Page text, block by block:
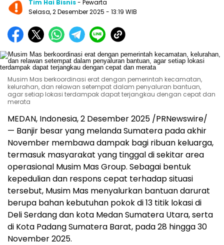
Tim Hai Bisnis- Pewarta
Selasa, 2 Desember 2025 - 13:19 WIB
Musim Mas berkoordinasi erat dengan pemerintah kecamatan,
kelurahan, dan relawan setempat dalam penyaluran bantuan,
agar setiap lokasi terdampak dapat terjangkau dengan cepat dan
merata
MEDAN, Indonesia, 2 Desember 2025 /PRNewswire/
— Banjir besar yang melanda Sumatera pada akhir
November membawa dampak bagi ribuan keluarga,
termasuk masyarakat yang tinggal di sekitar area
operasional Musim Mas Group. Sebagai bentuk
kepedulian dan respons cepat terhadap situasi
tersebut, Musim Mas menyalurkan bantuan darurat
berupa bahan kebutuhan pokok di 13 titik lokasi di
Deli Serdang dan kota Medan Sumatera Utara, serta
di Kota Padang Sumatera Barat, pada 28 hingga30
November 2025.